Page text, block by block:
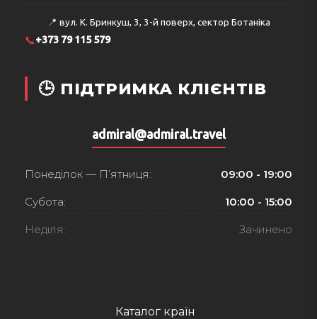
Каталог країн
📍 вул. К. Бринкуш, 3, 3-й поверх, сектор Ботаніка
📞+373 79 115 579
🕒 ПІДТРИМКА КЛІЄНТІВ
admiral@admiral.travel
Понеділок — П’ятниця: 09:00 - 19:00
Субота: 10:00 - 15:00
Неділя: Зачинено